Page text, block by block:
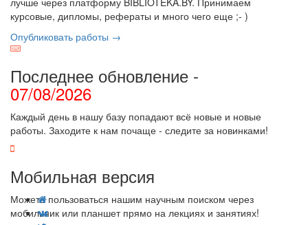
курсовые, дипломы, рефераты и много чего еще ;- )
Опубликовать работы →
Последнее обновление -
07/08/2026
Каждый день в нашу базу попадают всё новые и новые
работы. Заходите к нам почаще - следите за новинками!
Мобильная версия
Можете пользоваться нашим научным поиском через
мобильник или планшет прямо на лекциях и занятиях!